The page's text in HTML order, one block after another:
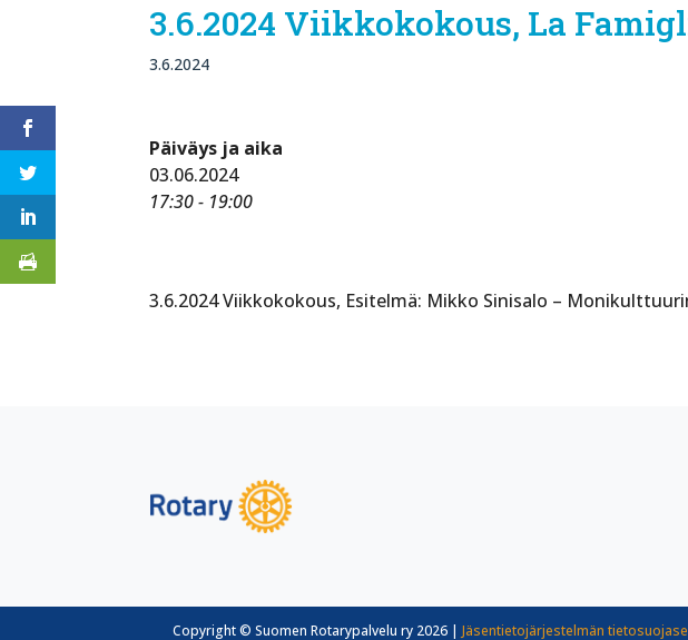
3.6.2024 Viikkokokous, La
3.6.2024
Päiväys ja aika
03.06.2024
17:30 - 19:00
3.6.2024 Viikkokokous, Esitelmä: Mikko Sinisalo –
Copyright © Suomen Rotarypalvelu ry 2026 | Jäsentietojärjestelmän